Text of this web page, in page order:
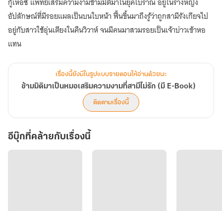
ไม่
รัก
เสริม
ความ
งาม
ที่
รัก
(มี
E-
Book)
อัปลักษณ์ที่มีรอยแผลเป็นบนใบหน้า ฟื้นขึ้นมาถึงรู้ว่าถูกสามีรังเกียจไป
อยู่กับสาวใช้อุ่นเตียงในคืนวิวาห์ จนมีคนมาสวมรอยเป็นเจ้าบ่าวเข้าหอ
แทน
เรื่องนี้ยังมีในรูปแบบรายตอนให้อ่านด้วยนะ
ข้ามมิติมาเป็นหมอเสริมความงามที่สามีไม่รัก (มี E-Book)
ติดตามเรื่องนี้
อีบุ๊กที่คล้ายกับเรื่องนี้